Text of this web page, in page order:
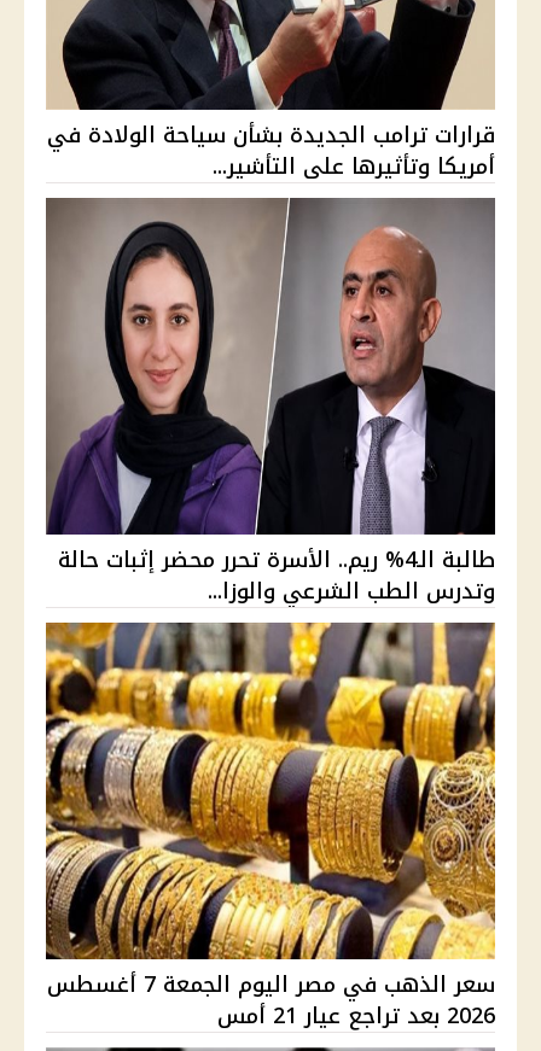
قرارات ترامب الجديدة بشأن سياحة الولادة في
أمريكا وتأثيرها على التأشير...
طالبة الـ4% ريم.. الأسرة تحرر محضر إثبات حالة
وتدرس الطب الشرعي والوزا...
سعر الذهب في مصر اليوم الجمعة 7 أغسطس
2026 بعد تراجع عيار 21 أمس